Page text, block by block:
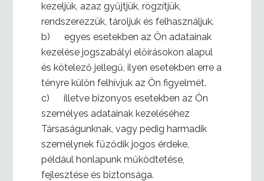
kezeljük, azaz gyűjtjük, rögzítjük,
rendszerezzük, tároljuk és felhasználjuk.
b) egyes esetekben az Ön adatainak
kezelése jogszabályi előírásokon alapul
és kötelező jellegű, ilyen esetekben erre a
tényre külön felhívjuk az Ön figyelmét.
c) illetve bizonyos esetekben az Ön
személyes adatainak kezeléséhez
Társaságunknak, vagy pedig harmadik
személynek fűződik jogos érdeke,
például honlapunk működtetése,
fejlesztése és biztonsága.